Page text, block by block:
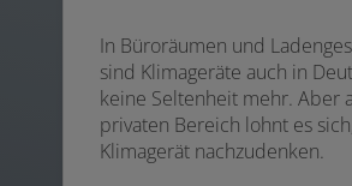
In Büroräumen und
sind Klimageräte auch in
keine Seltenheit mehr. Aber
privaten Bereich lohnt es
Klimagerät nachzudenken.